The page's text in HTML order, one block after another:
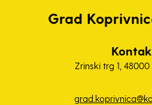
Grad
Zrinski trg 1,